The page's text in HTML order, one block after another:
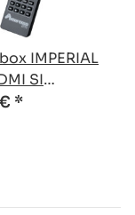
IMPERIAL
SI
Ersatz
*